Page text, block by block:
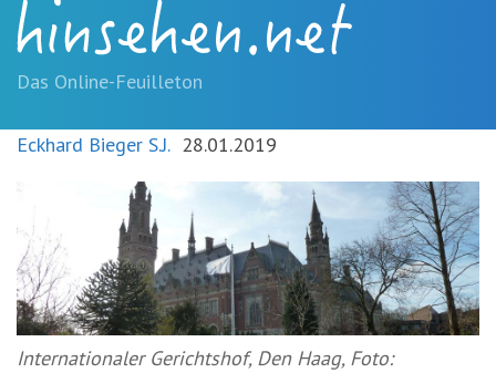
springen
(Accesskey
'1')Zur
springen
Suche
springen
(Accesskey
'2')
Das Online-Feuilleton
Eckhard Bieger S.J. 28.01.2019
Internationaler Gerichtshof, Den Haag, Foto: